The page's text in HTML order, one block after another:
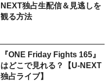
NEXT独占生配信＆見逃しを
観る方法
『ONE Friday Fights 165』
はどこで見れる？【U-NEXT
独占ライブ】